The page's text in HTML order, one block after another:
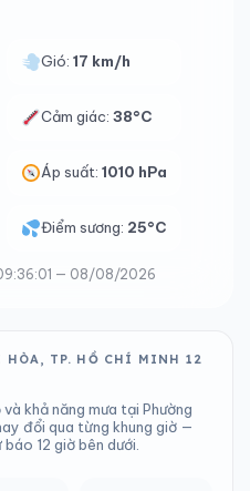
Gió:17 km/h
Cảm giác:38°C
Áp suất:1010 hPa
Điểm sương: 25°C
— 08/08/2026
TP. HỒ CHÍ MINH 12
khả năng mưa tại Phường
đổi qua từng khung giờ —
12 giờ bên dưới.